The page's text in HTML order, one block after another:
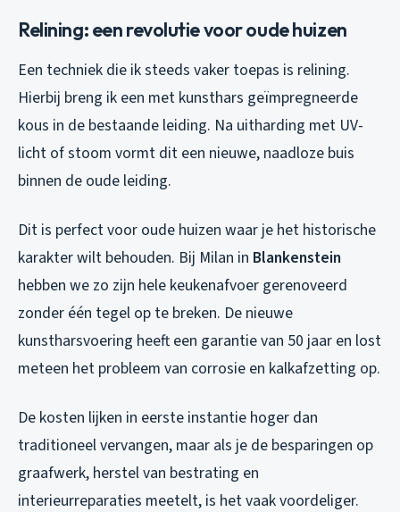
Relining: een revolutie voor oude huizen
Een techniek die ik steeds vaker toepas is relining.
Hierbij breng ik een met kunsthars geïmpregneerde
kous in de bestaande leiding. Na uitharding met UV-
licht of stoom vormt dit een nieuwe, naadloze buis
binnen de oude leiding.
Dit is perfect voor oude huizen waar je het historische
karakter wilt behouden. Bij Milan in Blankenstein
hebben we zo zijn hele keukenafvoer gerenoveerd
zonder één tegel op te breken. De nieuwe
kunstharsvoering heeft een garantie van 50 jaar en lost
meteen het probleem van corrosie en kalkafzetting op.
De kosten lijken in eerste instantie hoger dan
traditioneel vervangen, maar als je de besparingen op
graafwerk, herstel van bestrating en
interieurreparaties meetelt, is het vaak voordeliger.